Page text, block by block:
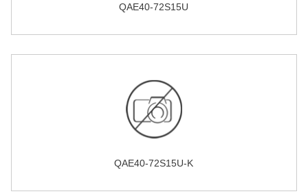
QAE40-72S15U
QAE40-72S15U-K